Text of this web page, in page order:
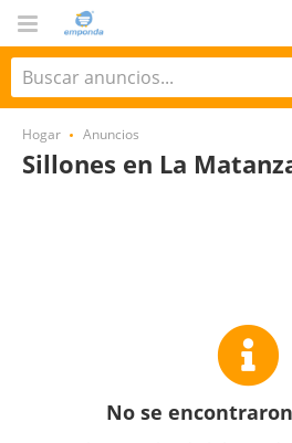
Hogar Anuncios
Sillones en La
No se